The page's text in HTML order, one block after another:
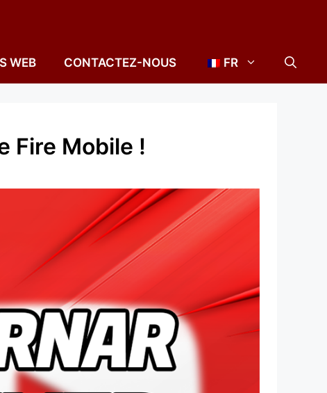
WEB CONTACTEZ-NOUS FR
Fire Mobile !